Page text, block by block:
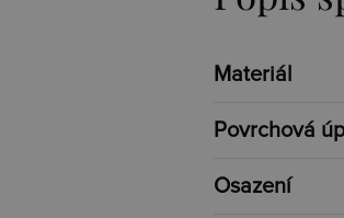
Materiál
Povrchová
Osazení